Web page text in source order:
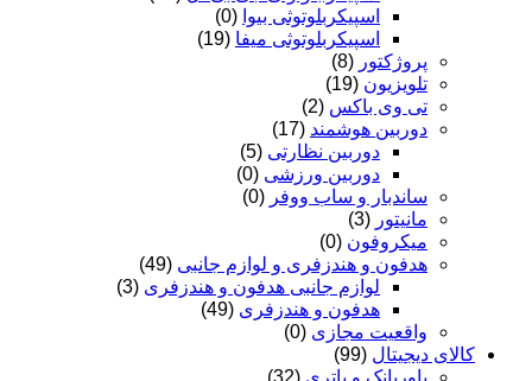
اسپیکربلوتوثی بیوا (0)
اسپیکربلوتوثی میفا (19)
پروژکتور (8)
تلویزیون (19)
تی وی باکس (2)
دوربین هوشمند (17)
دوربین نظارتی (5)
دوربین ورزشی (0)
ساندبار و ساب ووفر (0)
مانیتور (3)
میکروفون (0)
هدفون و هندزفری و لوازم جانبی (49)
لوازم جانبی هدفون و هندزفری (3)
هدفون و هندزفری (49)
واقعیت مجازی (0)
کالای دیجیتال (99)
پاوربانک و باتری (32)